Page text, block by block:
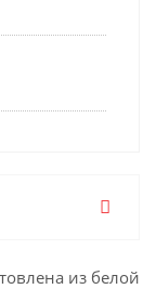
из белой